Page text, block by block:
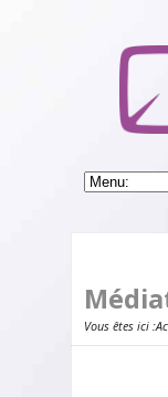
Vous êtes ici :